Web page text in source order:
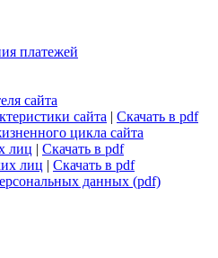
платежей
сайта
сайта | Скачать в pdf
цикла сайта
лиц | Скачать в pdf
лиц | Скачать в pdf
данных (pdf)